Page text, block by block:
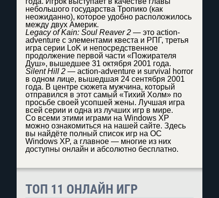
небольшого государства Тропико (как
неожиданно), которое удобно расположилось
между двух Америк.
Legacy of Kain: Soul Reaver 2 — это action-
adventure с элементами квеста и РПГ, третья
игра серии LoK и непосредственное
продолжение первой части «Пожирателя
Душ», вышедшее 31 октября 2001 года.
Silent Hill 2 — action-adventure и survival horror
в одном лице, вышедшая 24 сентября 2001
года. В центре сюжета мужчина, который
отправился в этот самый «Тихий Холм» по
просьбе своей усопшей жены. Лучшая игра
всей серии и одна из лучших игр в мире.
Со всеми этими играми на Windows XP
можно ознакомиться на нашей сайте. Здесь
вы найдёте полный список игр на ОС
Windows XP, а главное — многие из них
доступны онлайн и абсолютно бесплатно.
ТОП 11 ОНЛАЙН ИГР